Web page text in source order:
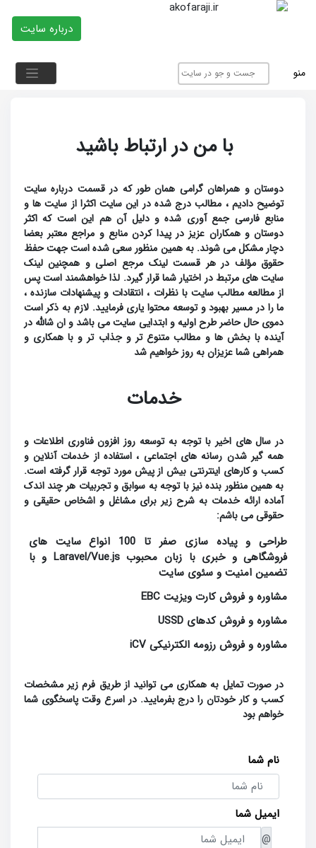
درباره سایت
منو
با من در ارتباط باشید
دوستان و همراهان گرامی همان طور که در قسمت درباره سایت
توضیح دادیم ، مطالب درج شده در این سایت اکثرا از سایت ها و
منابع فارسی جمع آوری شده و دلیل آن هم این است که اکثر
دوستان و همکاران عزیز در پیدا کردن منابع و مراجع معتبر بعضا
دچار مشکل می شوند. به همین منظور سعی شده است جهت حفظ
حقوق مؤلف در هر قسمت لینک مرجع اصلی و همچنین لینک
سایت های مرتبط در اختیار شما قرار گیرد. لذا خواهشمند است پس
از مطالعه مطالب سایت با نظرات ، انتقادات و پیشنهادات سازنده ،
ما را در مسیر بهبود و توسعه محتوا یاری فرمایید. لازم به ذکر است
دموی حال حاضر طرح اولیه و ابتدایی سایت می باشد و ان شالله در
آینده با بخش ها و مطالب متنوع تر و جذاب تر و با همکاری و
همراهی شما عزیزان به روز خواهیم شد
خدمات
در سال های اخیر با توجه به توسعه روز افزون فناوری اطلاعات و
همه گیر شدن رسانه های اجتماعی ، استفاده از خدمات آنلاین و
کسب و کارهای اینترنتی بیش از پیش مورد توجه قرار گرفته است.
به همین منظور بنده نیز با توجه به سوابق و تجربیات هر چند اندک
آماده ارائه خدمات به شرح زیر برای مشاغل و اشخاص حقیقی و
حقوقی می باشم:
طراحی و پیاده سازی صفر تا 100 انواع سایت های
فروشگاهی و خبری با زبان محبوب Laravel/Vue.js و با
تضمین امنیت و سئوی سایت
مشاوره و فروش کارت ویزیت EBC
مشاوره و فروش کدهای USSD
مشاوره و فروش رزومه الکترنیکی iCV
در صورت تمایل به همکاری می توانید از طریق فرم زیر مشخصات
کسب و کار خودتان را درج بفرمایید. در اسرع وقت پاسخگوی شما
خواهم بود
نام شما
ایمیل شما
@